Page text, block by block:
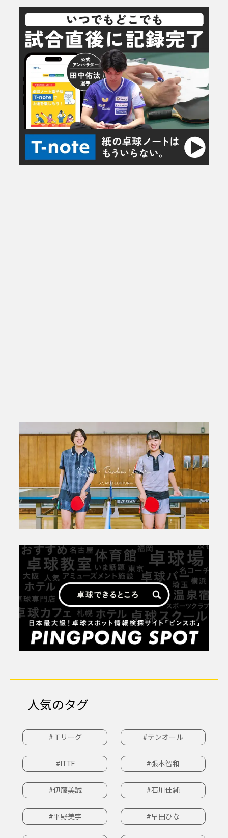
人気のタグ
#Ｔリーグ #テンオール
#ITTF #張本智和
#伊藤美誠 #石川佳純
#平野美宇 #早田ひな